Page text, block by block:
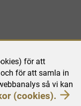
för att
för att samla in
så vi kan
(cookies).